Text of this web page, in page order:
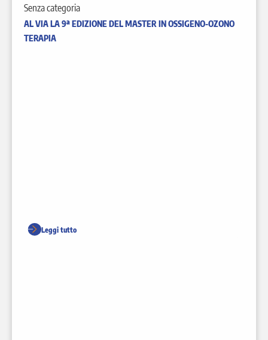
Senza categoria
AL VIA LA 9ª EDIZIONE DEL MASTER IN OSSIGENO-OZONO
TERAPIA
Leggi tutto